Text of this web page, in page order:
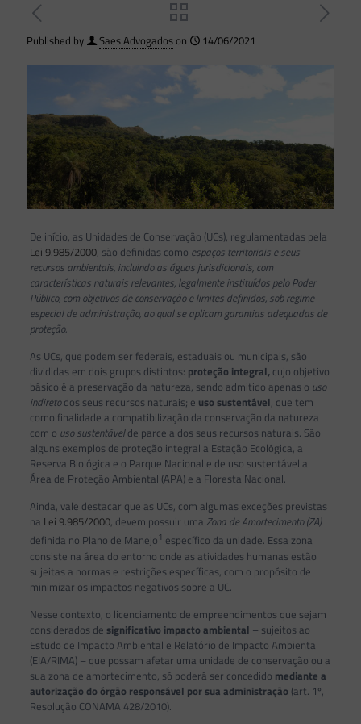
Published by Saes Advogadoson 14/06/2021
De início, as Unidades de Conservação (UCs), regulamentadas pela
Lei 9.985/2000, são definidas como espaços territoriais e seus
recursos ambientais, incluindo as águas jurisdicionais, com
características naturais relevantes, legalmente instituídos pelo Poder
Público, com objetivos de conservação e limites definidos, sob regime
especial de administração, ao qual se aplicam garantias adequadas de
proteção.
As UCs, que podem ser federais, estaduais ou municipais, são
divididas em dois grupos distintos: proteção integral, cujo objetivo
básico é a preservação da natureza, sendo admitido apenas o uso
indiretodos seus recursos naturais; e uso sustentável, que tem
como finalidade a compatibilização da conservação da natureza
com o uso sustentávelde parcela dos seus recursos naturais. São
alguns exemplos de proteção integral a Estação Ecológica, a
Reserva Biológica e o Parque Nacional e de uso sustentável a
Área de Proteção Ambiental (APA) e a Floresta Nacional.
Ainda, vale destacar que as UCs, com algumas exceções previstas
na Lei 9.985/2000, devem possuir uma Zona de Amortecimento (ZA)
definida no Plano de Manejo1 específico da unidade. Essa zona
consiste na área do entorno onde as atividades humanas estão
sujeitas a normas e restrições específicas, com o propósito de
minimizar os impactos negativos sobre a UC.
Nesse contexto, o licenciamento de empreendimentos que sejam
considerados de significativo impacto ambiental – sujeitos ao
Estudo de Impacto Ambiental e Relatório de Impacto Ambiental
(EIA/RIMA) – que possam afetar uma unidade de conservação ou a
sua zona de amortecimento, só poderá ser concedido mediante a
autorização do órgão responsável por sua administração (art. 1º,
Resolução CONAMA 428/2010).